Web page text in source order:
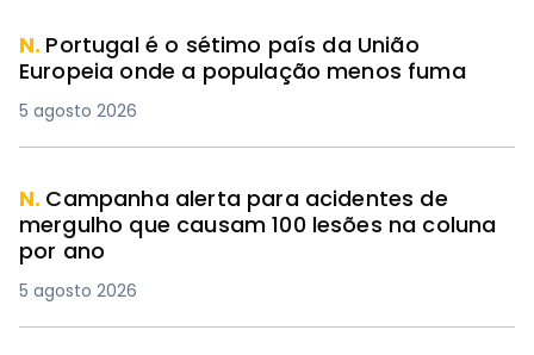
N. Portugal é o sétimo país da União
Europeia onde a população menos fuma
5 agosto 2026
N. Campanha alerta para acidentes de
mergulho que causam 100 lesões na coluna
por ano
5 agosto 2026